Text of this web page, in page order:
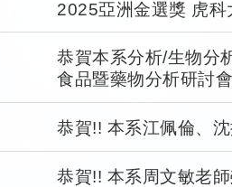
2025亞洲金選獎 虎科
恭賀本系分析/生物分
食品暨藥物分析研討
恭賀!! 本系江佩倫、
恭賀!! 本系周文敏老